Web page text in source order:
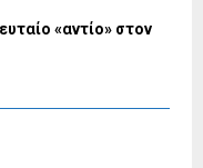
«αντίο» στον